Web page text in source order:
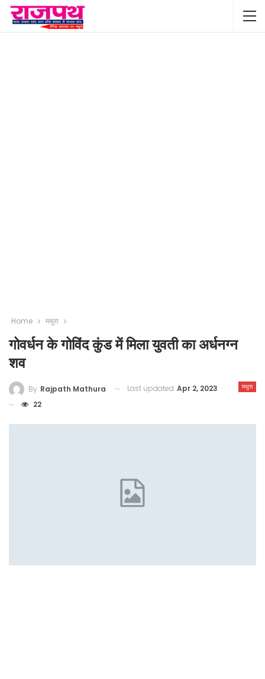
Home मथुरा
गोवर्धन के गोविंद कुंड में मिला युवती का अर्धनग्न
शव
मथुरा
By Rajpath Mathura Last updated Apr 2, 2023
22